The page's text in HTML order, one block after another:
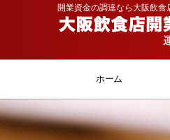
開業資金の調達なら大阪飲食
ホーム